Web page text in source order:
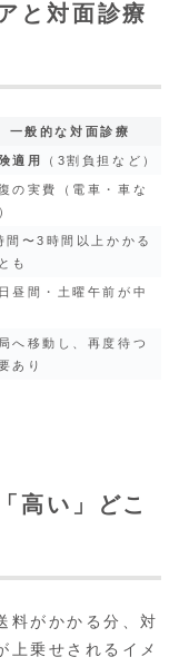
と対面診療
一般的な対面診療
適用 （3割負担など）
の実費（電車・車な
間〜3時間以上かかる
も
昼間・土曜午前が中
へ移動し、再度待つ
あり
高い」どこ
料がかかる分、対
上乗せされるイメ